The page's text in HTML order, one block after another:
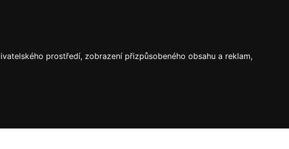
prostředí, zobrazení přizpůsobeného obsahu a reklam,